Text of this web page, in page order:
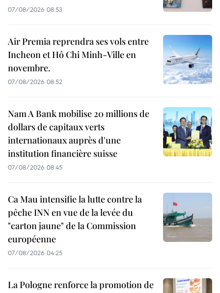
07/08/2026 08:53
Air Premia reprendra ses vols entre
Incheon et Hô Chi Minh-Ville en
novembre.
07/08/2026 08:52
Nam A Bank mobilise 20 millions de
dollars de capitaux verts
internationaux auprès d'une
institution financière suisse
07/08/2026 08:45
Ca Mau intensifie la lutte contre la
pêche INN en vue de la levée du
"carton jaune" de la Commission
européenne
07/08/2026 04:25
La Pologne renforce la promotion de